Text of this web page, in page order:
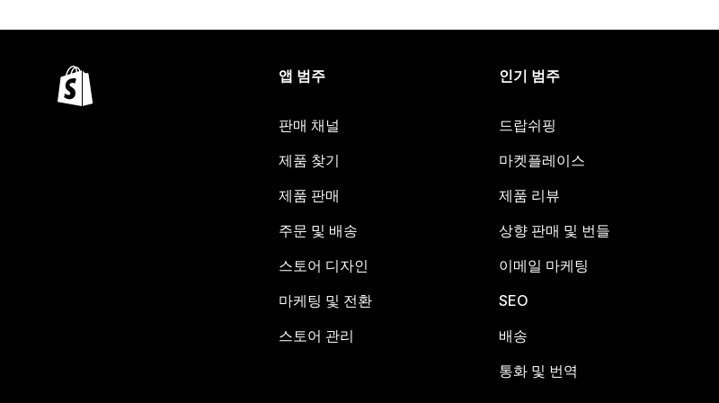
앱 범주
판매 채널
제품 찾기
제품 판매
주문 및 배송
스토어 디자인
마케팅 및 전환
스토어 관리
인기 범주
드랍쉬핑
마켓플레이스
제품 리뷰
상향 판매 및 번들
이메일 마케팅
SEO
배송
통화 및 번역